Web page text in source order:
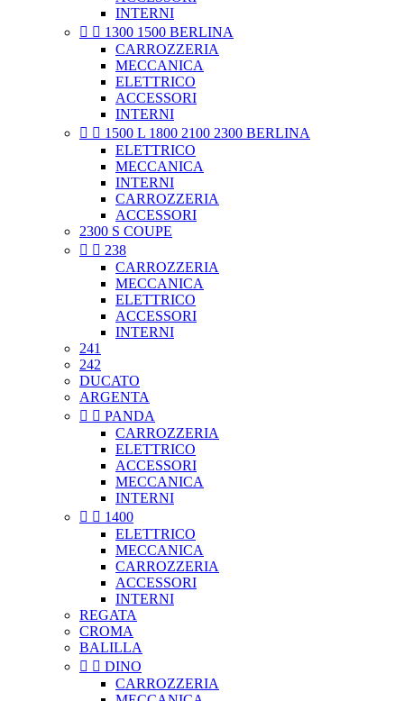
INTERNI
  1300 1500 BERLINA
CARROZZERIA
MECCANICA
ELETTRICO
ACCESSORI
INTERNI
  1500 L 1800 2100 2300 BERLINA
ELETTRICO
MECCANICA
INTERNI
CARROZZERIA
ACCESSORI
2300 S COUPE
  238
CARROZZERIA
MECCANICA
ELETTRICO
ACCESSORI
INTERNI
241
242
DUCATO
ARGENTA
  PANDA
CARROZZERIA
ELETTRICO
ACCESSORI
MECCANICA
INTERNI
  1400
ELETTRICO
MECCANICA
CARROZZERIA
ACCESSORI
INTERNI
REGATA
CROMA
BALILLA
  DINO
CARROZZERIA